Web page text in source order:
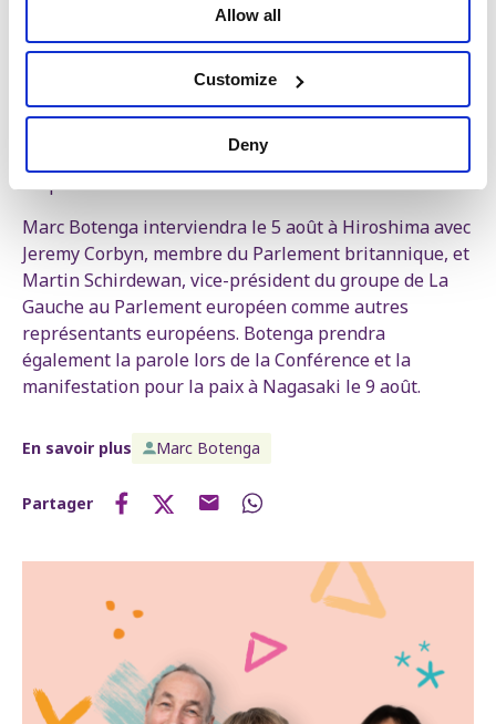
Allow all
Customize
Deny
investissements afin de renforcer et moderniser leur
arsenal. Marc Botenga demande que les États
européens signent et ratifient le Traité sur
l'interdiction des armes nucléaires (TPNW) : « Ce
que les pays européens prennent leurs
responsabilités. »
Marc Botenga interviendra le 5 août à Hiroshima avec
Jeremy Corbyn, membre du Parlement britannique, et
Martin Schirdewan, vice-président du groupe de La
Gauche au Parlement européen comme autres
représentants européens. Botenga prendra
également la parole lors de la Conférence et la
manifestation pour la paix à Nagasaki le 9 août.
En savoir plus Marc Botenga
Partager